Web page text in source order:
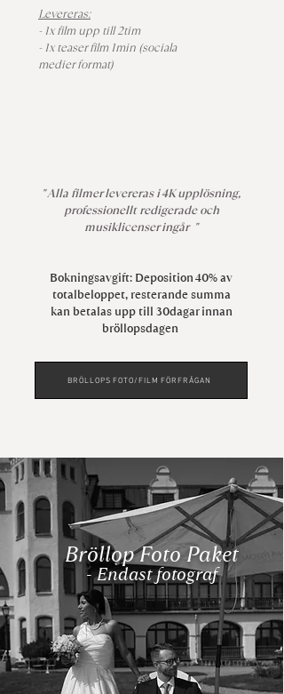
Levereras:
- 1x film upp till 2tim
- 1x teaser film 1min (sociala
medier format)
" Alla filmer levereras i 4K upplösning,
professionellt redigerade och
musiklicenser ingår "
Bokningsavgift: Deposition 40% av
totalbeloppet, resterande summa
kan betalas upp till 30dagar innan
bröllopsdagen
BRÖLLOPS FOTO/FILM FÖRFRÅGAN
Bröllop Foto Paket
- Endast fotograf